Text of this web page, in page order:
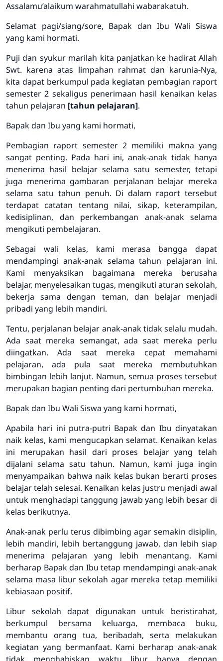
Assalamu’alaikum warahmatullahi wabarakatuh.
Selamat pagi/siang/sore, Bapak dan Ibu Wali Siswa
yang kami hormati.
Puji dan syukur marilah kita panjatkan ke hadirat Allah
Swt. karena atas limpahan rahmat dan karunia-Nya,
kita dapat berkumpul pada kegiatan pembagian raport
semester 2 sekaligus penerimaan hasil kenaikan kelas
tahun pelajaran [tahun pelajaran].
Bapak dan Ibu yang kami hormati,
Pembagian raport semester 2 memiliki makna yang
sangat penting. Pada hari ini, anak-anak tidak hanya
menerima hasil belajar selama satu semester, tetapi
juga menerima gambaran perjalanan belajar mereka
selama satu tahun penuh. Di dalam raport tersebut
terdapat catatan tentang nilai, sikap, keterampilan,
kedisiplinan, dan perkembangan anak-anak selama
mengikuti pembelajaran.
Sebagai wali kelas, kami merasa bangga dapat
mendampingi anak-anak selama tahun pelajaran ini.
Kami menyaksikan bagaimana mereka berusaha
belajar, menyelesaikan tugas, mengikuti aturan sekolah,
bekerja sama dengan teman, dan belajar menjadi
pribadi yang lebih mandiri.
Tentu, perjalanan belajar anak-anak tidak selalu mudah.
Ada saat mereka semangat, ada saat mereka perlu
diingatkan. Ada saat mereka cepat memahami
pelajaran, ada pula saat mereka membutuhkan
bimbingan lebih lanjut. Namun, semua proses tersebut
merupakan bagian penting dari pertumbuhan mereka.
Bapak dan Ibu Wali Siswa yang kami hormati,
Apabila hari ini putra-putri Bapak dan Ibu dinyatakan
naik kelas, kami mengucapkan selamat. Kenaikan kelas
ini merupakan hasil dari proses belajar yang telah
dijalani selama satu tahun. Namun, kami juga ingin
menyampaikan bahwa naik kelas bukan berarti proses
belajar telah selesai. Kenaikan kelas justru menjadi awal
untuk menghadapi tanggung jawab yang lebih besar di
kelas berikutnya.
Anak-anak perlu terus dibimbing agar semakin disiplin,
lebih mandiri, lebih bertanggung jawab, dan lebih siap
menerima pelajaran yang lebih menantang. Kami
berharap Bapak dan Ibu tetap mendampingi anak-anak
selama masa libur sekolah agar mereka tetap memiliki
kebiasaan positif.
Libur sekolah dapat digunakan untuk beristirahat,
berkumpul bersama keluarga, membaca buku,
membantu orang tua, beribadah, serta melakukan
kegiatan yang bermanfaat. Kami berharap anak-anak